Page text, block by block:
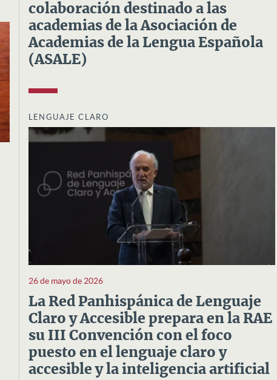
colaboración destinado a las
academias de la Asociación de
Academias de la Lengua Española
(ASALE)
LENGUAJE CLARO
26 de mayo de 2026
La Red Panhispánica de Lenguaje
Claro y Accesible prepara en la RAE
su III Convención con el foco
puesto en el lenguaje claro y
accesible y la inteligencia artificial